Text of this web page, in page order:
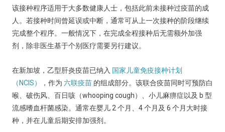
该接种程序适用于大多数健康人士，包括此前未接种过疫苗的成
人。若接种时间曾延误或中断，通常可从上一次接种的阶段继续
完成整个程序。一般情况下，在完成全程接种后无需额外加强
剂，除非医生基于个别医疗需要另行建议。
在新加坡，乙型肝炎疫苗已纳入 国家儿童免疫接种计划
（NCIS）
，作为 六联疫苗 的组成部分。该联合疫苗同时可预防白
喉、破伤风、百日咳（whooping cough）、小儿麻痹症以及 b 型
流感嗜血杆菌感染。通常在婴儿 2 个月、4 个月及 6 个月大时接
种，并在儿童后期安排加强剂。